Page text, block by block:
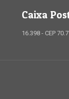
Caixa
16.398 - CEP